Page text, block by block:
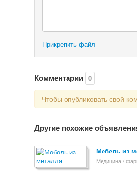
Прикрепить файл
Комментарии 0
Чтобы опубликовать свой
Другие похожие
Мебель из
Медицина /